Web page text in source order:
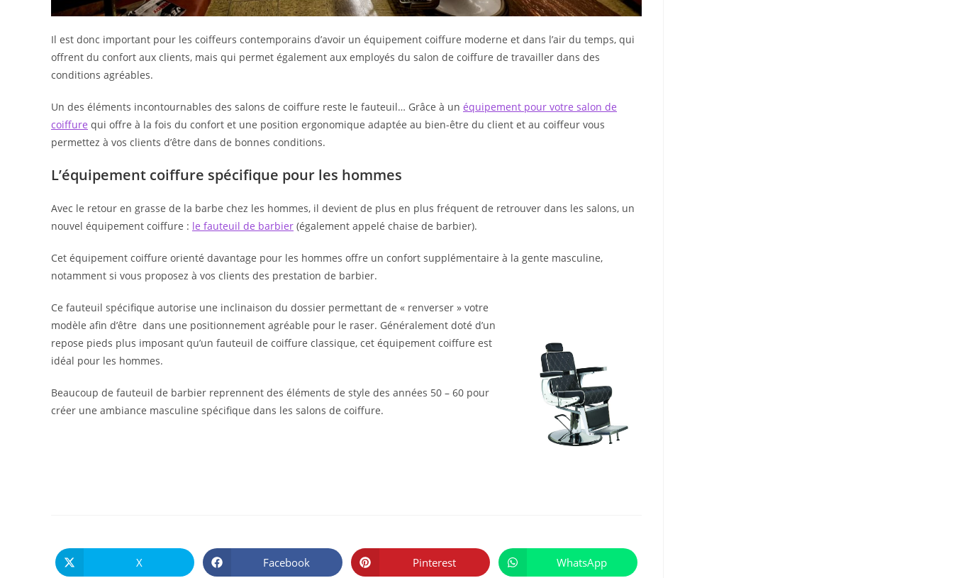
Il est donc important pour les coiffeurs contemporains d’avoir un équipement coiffure moderne et dans l’air du temps, qui
offrent du confort aux clients, mais qui permet également aux employés du salon de coiffure de travailler dans des
conditions agréables.
Un des éléments incontournables des salons de coiffure reste le fauteuil… Grâce à un équipement pour votre salon de
coiffure qui offre à la fois du confort et une position ergonomique adaptée au bien-être du client et au coiffeur vous
permettez à vos clients d’être dans de bonnes conditions.
L’équipement coiffure spécifique pour les hommes
Avec le retour en grasse de la barbe chez les hommes, il devient de plus en plus fréquent de retrouver dans les salons, un
nouvel équipement coiffure : le fauteuil de barbier (également appelé chaise de barbier).
Cet équipement coiffure orienté davantage pour les hommes offre un confort supplémentaire à la gente masculine,
notamment si vous proposez à vos clients des prestation de barbier.
Ce fauteuil spécifique autorise une inclinaison du dossier permettant de « renverser » votre
modèle afin d’être dans une positionnement agréable pour le raser. Généralement doté d’un
repose pieds plus imposant qu’un fauteuil de coiffure classique, cet équipement coiffure est
idéal pour les hommes.
Beaucoup de fauteuil de barbier reprennent des éléments de style des années 50 – 60 pour
créer une ambiance masculine spécifique dans les salons de coiffure.
CE
CONTENU
Ouvrir
X Ouvrir
Facebook Ouvrir
Pinterest Ouvrir
WhatsApp